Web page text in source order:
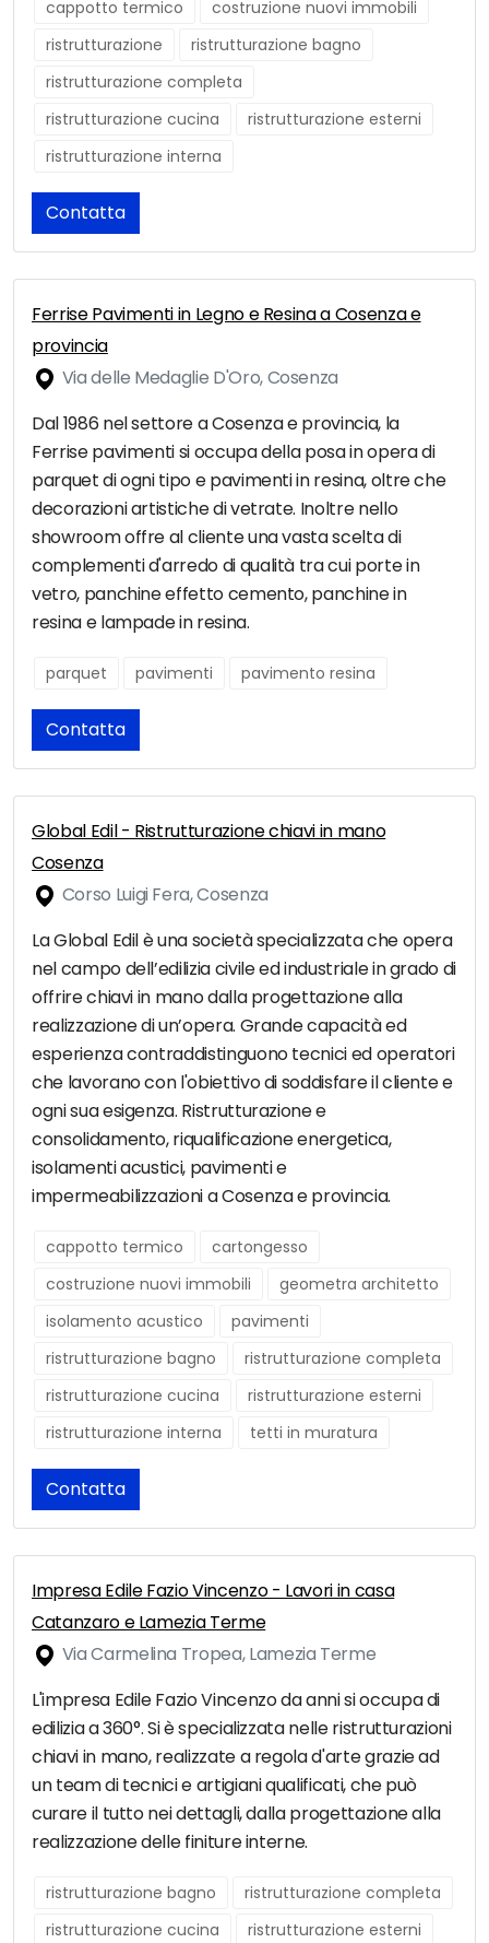
cappotto termico
costruzione nuovi immobili
ristrutturazione
ristrutturazione bagno
ristrutturazione completa
ristrutturazione cucina
ristrutturazione esterni
ristrutturazione interna
Contatta
Ferrise Pavimenti in Legno e Resina a Cosenza e
provincia
Via delle Medaglie D'Oro, Cosenza
Dal 1986 nel settore a Cosenza e provincia, la
Ferrise pavimenti si occupa della posa in opera di
parquet di ogni tipo e pavimenti in resina, oltre che
decorazioni artistiche di vetrate. Inoltre nello
showroom offre al cliente una vasta scelta di
complementi d'arredo di qualità tra cui porte in
vetro, panchine effetto cemento, panchine in
resina e lampade in resina.
parquet pavimenti pavimento resina
Contatta
Global Edil - Ristrutturazione chiavi in mano
Cosenza
Corso Luigi Fera, Cosenza
La Global Edil è una società specializzata che opera
nel campo dell’edilizia civile ed industriale in grado di
offrire chiavi in mano dalla progettazione alla
realizzazione di un’opera. Grande capacità ed
esperienza contraddistinguono tecnici ed operatori
che lavorano con l'obiettivo di soddisfare il cliente e
ogni sua esigenza. Ristrutturazione e
consolidamento, riqualificazione energetica,
isolamenti acustici, pavimenti e
impermeabilizzazioni a Cosenza e provincia.
cappotto termico
cartongesso
costruzione nuovi immobili
geometra architetto
isolamento acustico
pavimenti
ristrutturazione bagno
ristrutturazione completa
ristrutturazione cucina
ristrutturazione esterni
ristrutturazione interna
tetti in muratura
Contatta
Impresa Edile Fazio Vincenzo - Lavori in casa
Catanzaro e Lamezia Terme
Via Carmelina Tropea, Lamezia Terme
L'impresa Edile Fazio Vincenzo da anni si occupa di
edilizia a 360°. Si è specializzata nelle ristrutturazioni
chiavi in mano, realizzate a regola d'arte grazie ad
un team di tecnici e artigiani qualificati, che può
curare il tutto nei dettagli, dalla progettazione alla
realizzazione delle finiture interne.
ristrutturazione bagno
ristrutturazione completa
ristrutturazione cucina
ristrutturazione esterni